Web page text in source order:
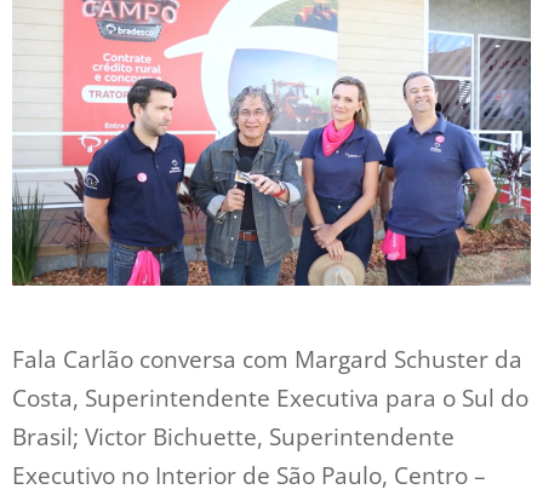
Fala Carlão conversa com Margard Schuster da
Costa, Superintendente Executiva para o Sul do
Brasil; Victor Bichuette, Superintendente
Executivo no Interior de São Paulo, Centro –